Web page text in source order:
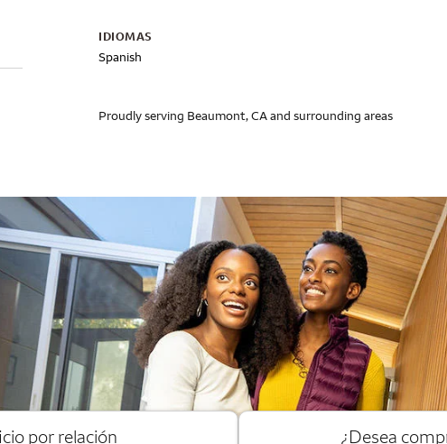
IDIOMAS
Spanish
Proudly serving Beaumont, CA and surrounding areas
por relación ¿Desea